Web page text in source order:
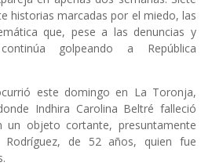
historias marcadas por el miedo, las
que, pese a las denuncias y
golpeando a República
este domingo en La Toronja,
Indhira Carolina Beltré falleció
un objeto cortante, presuntamente
de 52 años, quien fue